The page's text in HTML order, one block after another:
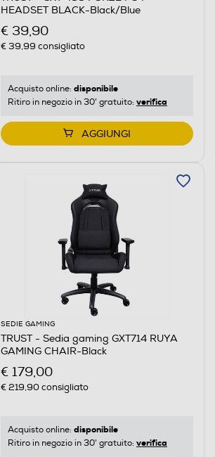
HEADSET BLACK-Black/Blue
€ 39,90
€ 39,99 consigliato
Acquisto online: disponibile
Ritiro in negozio in 30' gratuito: verifica
AGGIUNGI
SEDIE GAMING
TRUST - Sedia gaming GXT714 RUYA
GAMING CHAIR-Black
€ 179,00
€ 219,90consigliato
Acquisto online: disponibile
Ritiro in negozio in 30' gratuito: verifica